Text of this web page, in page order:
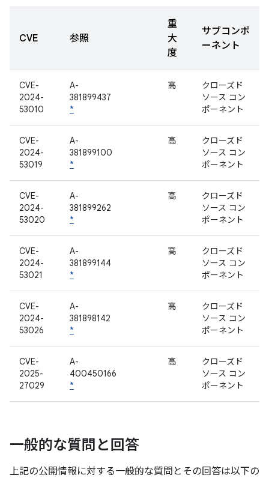
CVE 参照
重
大
度
サブコンポ
ーネント
CVE-
2024-
53010
A-
381899437
*
高
クローズド
ソース コン
ポーネント
CVE-
2024-
53019
A-
381899100
*
高
クローズド
ソース コン
ポーネント
CVE-
2024-
53020
A-
381899262
*
高
クローズド
ソース コン
ポーネント
CVE-
2024-
53021
A-
381899144
*
高
クローズド
ソース コン
ポーネント
CVE-
2024-
53026
A-
381898142
*
高
クローズド
ソース コン
ポーネント
CVE-
2025-
27029
A-
400450166
*
高
クローズド
ソース コン
ポーネント
一般的な質問と回答
上記の公開情報に対する一般的な質問とその回答は以下の